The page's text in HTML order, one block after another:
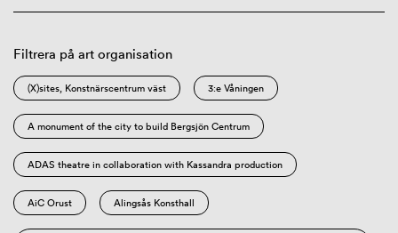
Filtrera på art organisation
(X)sites, Konstnärscentrum väst 3:e Våningen
A monument of the city to build Bergsjön Centrum
ADAS theatre in collaboration with Kassandra production
AiC Orust Alingsås Konsthall